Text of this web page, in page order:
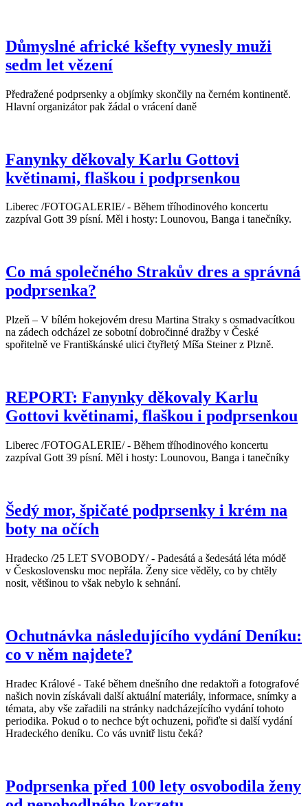
Důmyslné africké kšefty vynesly muži
sedm let vězení
Předražené podprsenky a objímky skončily na černém kontinentě.
Hlavní organizátor pak žádal o vrácení daně
Fanynky děkovaly Karlu Gottovi
květinami, flaškou i podprsenkou
Liberec /FOTOGALERIE/ - Během tříhodinového koncertu
zazpíval Gott 39 písní. Měl i hosty: Lounovou, Banga i tanečníky.
Co má společného Strakův dres a správná
podprsenka?
Plzeň – V bílém hokejovém dresu Martina Straky s osmadvacítkou
na zádech odcházel ze sobotní dobročinné dražby v České
spořitelně ve Františkánské ulici čtyřletý Míša Steiner z Plzně.
REPORT: Fanynky děkovaly Karlu
Gottovi květinami, flaškou i podprsenkou
Liberec /FOTOGALERIE/ - Během tříhodinového koncertu
zazpíval Gott 39 písní. Měl i hosty: Lounovou, Banga i tanečníky
Šedý mor, špičaté podprsenky i krém na
boty na očích
Hradecko /25 LET SVOBODY/ - Padesátá a šedesátá léta módě
v Československu moc nepřála. Ženy sice věděly, co by chtěly
nosit, většinou to však nebylo k sehnání.
Ochutnávka následujícího vydání Deníku:
co v něm najdete?
Hradec Králové - Také během dnešního dne redaktoři a fotografové
našich novin získávali další aktuální materiály, informace, snímky a
témata, aby vše zařadili na stránky nadcházejícího vydání tohoto
periodika. Pokud o to nechce být ochuzeni, pořiďte si další vydání
Hradeckého deníku. Co vás uvnitř listu čeká?
Podprsenka před 100 lety osvobodila ženy